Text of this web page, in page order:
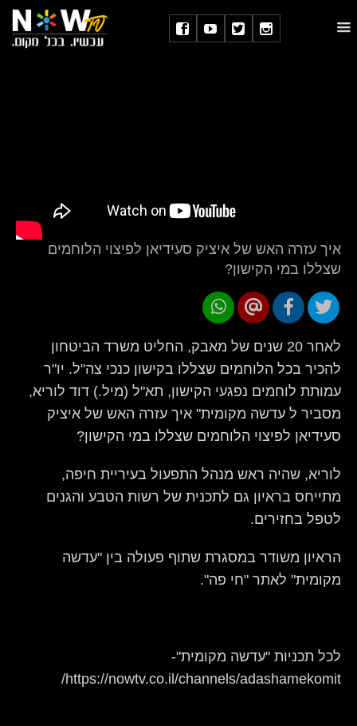
איך עזרה האש של איציק סעידיאן לפיצוי הלוחמים
שצללו במי הקישון?
לאחר 20 שנים של מאבק, החליט משרד הביטחון
להכיר בכל הלוחמים שצללו בקישון כנכי צה"ל. יו"ר
עמותת לוחמים נפגעי הקישון, תא"ל (מיל.) דוד לוריא,
מסביר ל עדשה מקומית" איך עזרה האש של איציק
סעידיאן לפיצוי הלוחמים שצללו במי הקישון?
לוריא, שהיה ראש מנהל התפעול בעיריית חיפה,
מתייחס בראיון גם לתכנית של רשות הטבע והגנים
לטפל בחזירים.
הראיון משודר במסגרת שתוף פעולה בין "עדשה
מקומית" לאתר "חי פה".
לכל תכניות "עדשה מקומית"-
https://nowtv.co.il/channels/adashamekomit/